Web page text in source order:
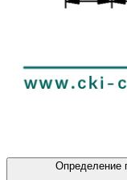
Определение